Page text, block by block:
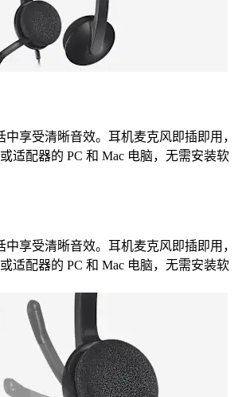
享受清晰音效。耳机麦克风即插即用，
适配器的 PC 和 Mac 电脑，无需安装软
享受清晰音效。耳机麦克风即插即用，
适配器的 PC 和 Mac 电脑，无需安装软